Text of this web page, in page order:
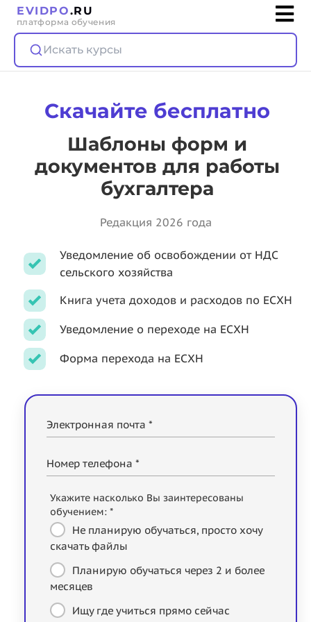
EVIDPO.RU
платформа обучения
Искать курсы
Скачайте бесплатно
Шаблоны форм и
документов для работы
бухгалтера
Редакция 2026 года
Уведомление об освобождении от НДС
сельского хозяйства
Книга учета доходов и расходов по ЕСХН
Уведомление о переходе на ЕСХН
Форма перехода на ЕСХН
Электронная почта *
Номер телефона *
Укажите насколько Вы заинтересованы
обучением: *
Не планирую обучаться, просто хочу
скачать файлы
Планирую обучаться через 2 и более
месяцев
Ищу где учиться прямо сейчас